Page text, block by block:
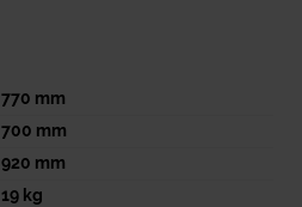
770 mm
700 mm
920 mm
19kg